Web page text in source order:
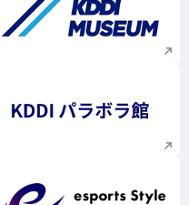
新規ウィンドウで
新規ウィンドウで